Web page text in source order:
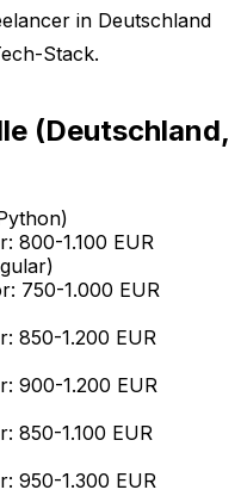
in Deutschland
Stack.
(Deutschland,
800-1.100 EUR
750-1.000 EUR
850-1.200 EUR
900-1.200 EUR
850-1.100 EUR
950-1.300 EUR